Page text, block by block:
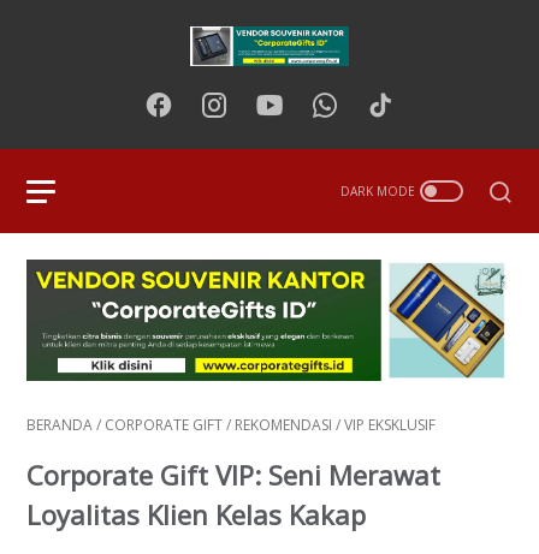
BERANDA/ CORPORATE GIFT/ REKOMENDASI /VIP EKSKLUSIF
Corporate Gift VIP: Seni Merawat
Loyalitas Klien Kelas Kakap